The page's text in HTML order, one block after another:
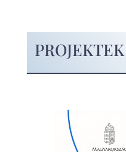
PROJEKTEK